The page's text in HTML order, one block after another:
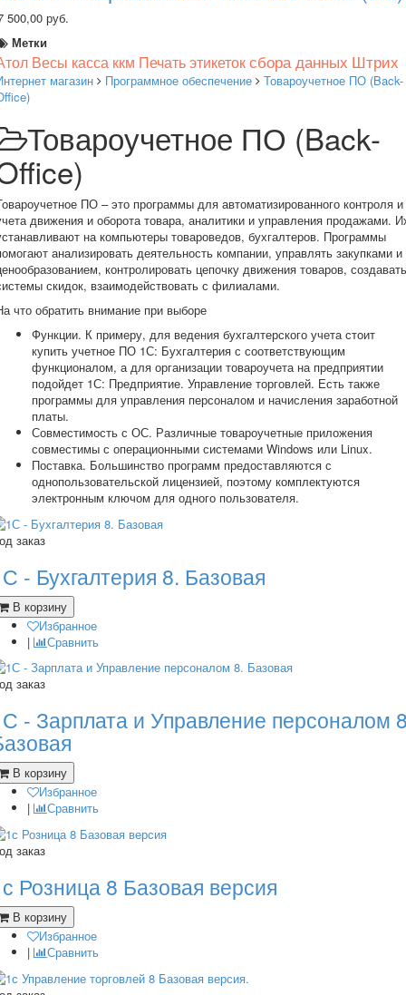
500,00 руб.
Метки
Весы касса ккм Печать этикетоксбора данных Штрих
магазин Программное обеспечение
Товароучетное ПО (Back-
Товароучетное ПО (Back-
ПО – это программы для автоматизированного контроля и
движения и оборота товара, аналитики и управления продажами.
на компьютеры товароведов, бухгалтеров. Программы
анализировать деятельность компании, управлять закупками и
контролировать цепочку движения товаров, создавать
скидок, взаимодействовать с филиалами.
что обратить внимание при выборе
Функции. К примеру, для ведения бухгалтерского учета стоит
купить учетное ПО 1С: Бухгалтерия с соответствующим
функционалом, а для организации товароучета на предприятии
подойдет 1С: Предприятие. Управление торговлей. Есть также
программы для управления персоналом и начисления заработной
платы.
Совместимость с ОС. Различные товароучетные приложения
совместимы с операционными системами Windows или Linux.
Поставка. Большинство программ предоставляются с
однопользовательской лицензией, поэтому комплектуются
электронным ключом для одного пользователя.
заказ
- Бухгалтерия 8. Базовая
В корзину
Избранное
|
Сравнить
заказ
- Зарплата и Управление персоналом
В корзину
Избранное
|
Сравнить
заказ
Розница 8 Базовая версия
В корзину
Избранное
|
Сравнить